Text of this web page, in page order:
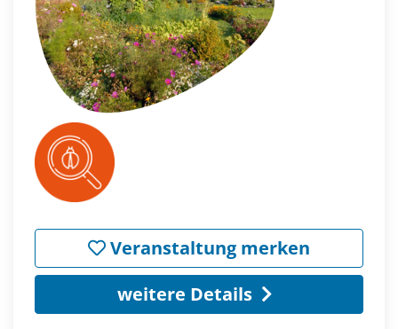
Veranstaltung merken
weitere Details